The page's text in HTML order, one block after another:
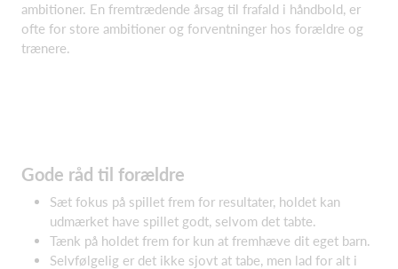
ambitioner. En fremtrædende årsag til frafald i håndbold, er
ofte for store ambitioner og forventninger hos forældre og
trænere.
Gode råd til forældre
Sæt fokus på spillet frem for resultater, holdet kan
udmærket have spillet godt, selvom det tabte.
Tænk på holdet frem for kun at fremhæve dit eget barn.
Selvfølgelig er det ikke sjovt at tabe, men lad for alt i